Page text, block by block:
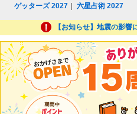
ゲッターズ 2027 ｜六星占術 2027
【お知らせ】地震の影